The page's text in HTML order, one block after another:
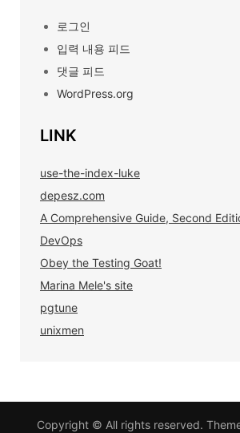
로그인
입력 내용 피드
댓글 피드
WordPress.org
LINK
use-the-index-luke
depesz.com
A Comprehensive Guide, Second
DevOps
Obey the Testing Goat!
Marina Mele's site
pgtune
unixmen
Copyright © All rights reserved.